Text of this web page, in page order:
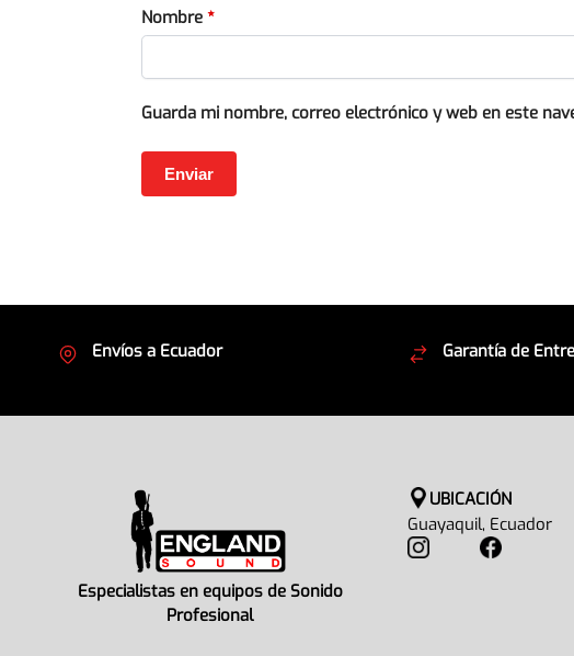
Nombre *
Guarda mi nombre, correo electrónico y web en este
Envíos a Ecuador Garantía de
Especialistas en equipos de Sonido
Profesional
UBICACIÓN
Guayaquil, Ecuador